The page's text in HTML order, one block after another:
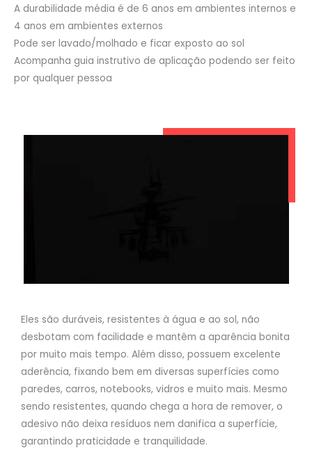
A durabilidade média é de 6 anos em ambientes internos e
4 anos em ambientes externos
Pode ser lavado/molhado e ficar exposto ao sol
Acompanha guia instrutivo de aplicação podendo ser feito
por qualquer pessoa
Eles são duráveis, resistentes à água e ao sol, não
desbotam com facilidade e mantêm a aparência bonita
por muito mais tempo. Além disso, possuem excelente
aderência, fixando bem em diversas superfícies como
paredes, carros, notebooks, vidros e muito mais. Mesmo
sendo resistentes, quando chega a hora de remover, o
adesivo não deixa resíduos nem danifica a superfície,
garantindo praticidade e tranquilidade.